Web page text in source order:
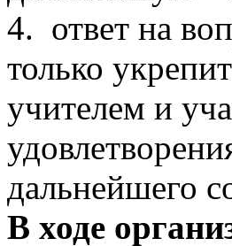
4. ответ на
только
учителем и
дальнейшего
В ходе